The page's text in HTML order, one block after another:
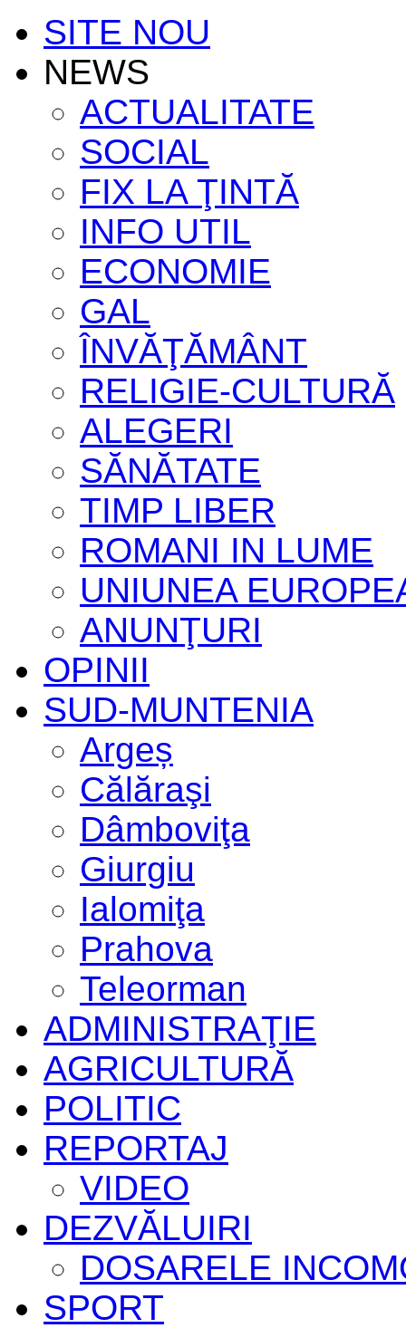
SITE NOU
NEWS
ACTUALITATE
SOCIAL
FIX LA ŢINTĂ
INFO UTIL
ECONOMIE
GAL
ÎNVĂŢĂMÂNT
RELIGIE-CULTURĂ
ALEGERI
SĂNĂTATE
TIMP LIBER
ROMANI IN LUME
UNIUNEA
ANUNŢURI
OPINII
SUD-MUNTENIA
Argeș
Călăraşi
Dâmboviţa
Giurgiu
Ialomiţa
Prahova
Teleorman
ADMINISTRAŢIE
AGRICULTURĂ
POLITIC
REPORTAJ
VIDEO
DEZVĂLUIRI
DOSARELE
SPORT